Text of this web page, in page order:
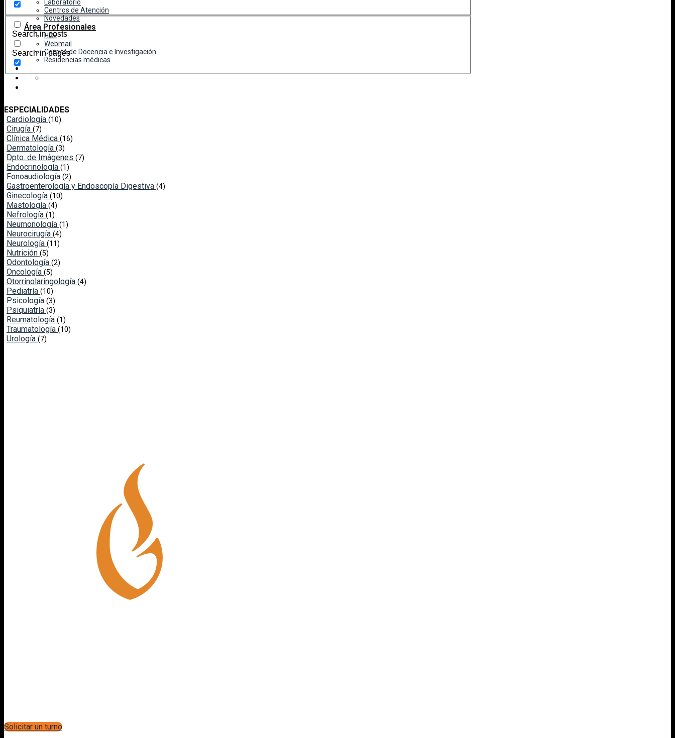
Laboratorio
Centros de Atención
Novedades
Área Profesionales
HCE
Webmail
Comité de Docencia e Investigación
Residencias médicas
Search in posts
Search in pages
ESPECIALIDADES
Cardiología (10)
Cirugía (7)
Clínica Médica (16)
Dermatología (3)
Dpto. de Imágenes (7)
Endocrinología (1)
Fonoaudiología (2)
Gastroenterología y Endoscopía Digestiva (4)
Ginecología (10)
Mastología (4)
Nefrología (1)
Neumonología (1)
Neurocirugía (4)
Neurología (11)
Nutrición (5)
Odontología (2)
Oncología (5)
Otorrinolaringología (4)
Pediatría (10)
Psicología (3)
Psiquiatría (3)
Reumatología (1)
Traumatología (10)
Urología (7)
Solicitar un turno